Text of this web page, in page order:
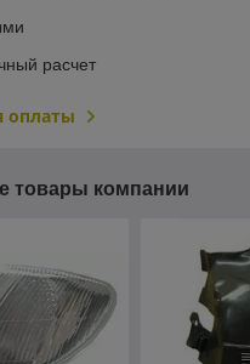
расчет
оплаты
товары компании